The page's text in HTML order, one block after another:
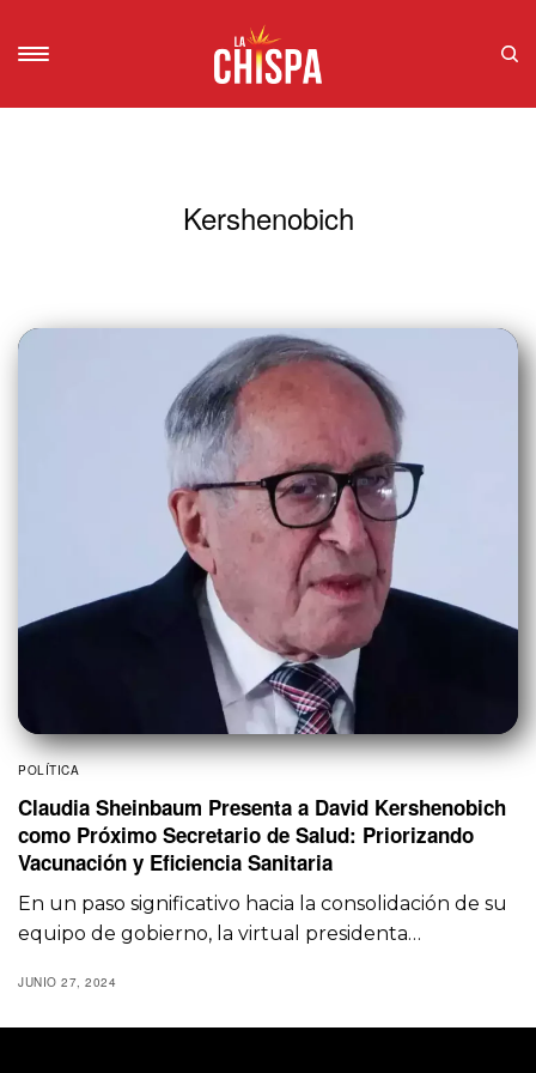
Kershenobich
POLÍTICA
Claudia Sheinbaum Presenta a David Kershenobich
como Próximo Secretario de Salud: Priorizando
Vacunación y Eficiencia Sanitaria
En un paso significativo hacia la consolidación de su
equipo de gobierno, la virtual presidenta…
JUNIO 27, 2024